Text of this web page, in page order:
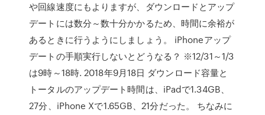
や回線速度にもよりますが、ダウンロードとアップ
デートには数分～数十分かかるため、時間に余裕が
あるときに行うようにしましょう。 iPhoneアップ
デートの手順実行しないとどうなる？ ※12/31～1/3
は9時～18時. 2018年9月18日 ダウンロード容量と
トータルのアップデート時間は、iPadで1.34GB、
27分、iPhone Xで1.65GB、21分だった。 ちなみに